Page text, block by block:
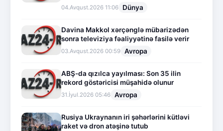
04.Avqust.2026 11:06 Dünya
Davina Makkol xərçənglə mübarizədən
sonra televiziya fəaliyyətinə fasilə verir
03.Avqust.2026 00:59 Avropa
ABŞ-da qızılca yayılması: Son 35 ilin
rekord göstəricisi müşahidə olunur
31.İyul.2026 05:46 Avropa
Rusiya Ukraynanın iri şəhərlərini kütləvi
raket və dron atəşinə tutub